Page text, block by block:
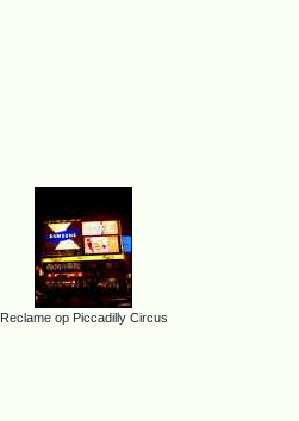
Reclame op Piccadilly Circus